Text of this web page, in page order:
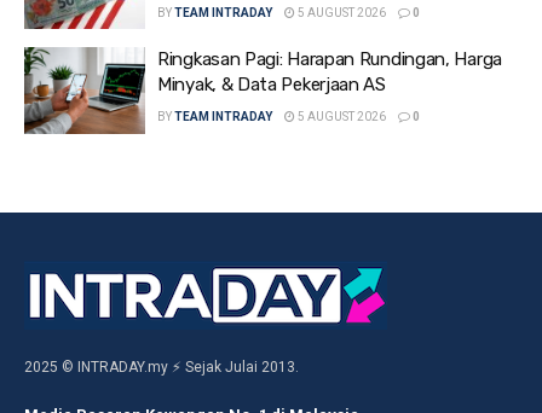
BYTEAM INTRADAY 5 AUGUST 2026 0
Ringkasan Pagi: Harapan Rundingan, Harga
Minyak, & Data Pekerjaan AS
BYTEAM INTRADAY 5 AUGUST 2026 0
2025 © INTRADAY.my ⚡ Sejak Julai 2013.